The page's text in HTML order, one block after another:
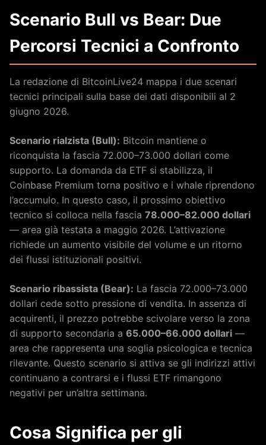
Scenario Bull vs Bear: Due
Percorsi Tecnici a Confronto
La redazione di BitcoinLive24 mappa i due scenari
tecnici principali sulla base dei dati disponibili al 2
giugno 2026.
Scenario rialzista (Bull): Bitcoin mantiene o
riconquista la fascia 72.000–73.000 dollari come
supporto. La domanda da ETF si stabilizza, il
Coinbase Premium torna positivo e i whale riprendono
l’accumulo. In questo caso, il prossimo obiettivo
tecnico si colloca nella fascia 78.000–82.000 dollari
— area già testata a maggio 2026. L’attivazione
richiede un aumento visibile del volume e un ritorno
dei flussi istituzionali positivi.
Scenario ribassista (Bear): La fascia 72.000–73.000
dollari cede sotto pressione di vendita. In assenza di
acquirenti, il prezzo potrebbe scivolare verso la zona
di supporto secondaria a 65.000–66.000 dollari —
area che rappresenta una soglia psicologica e tecnica
rilevante. Questo scenario si attiva se gli indirizzi attivi
continuano a contrarsi e i flussi ETF rimangono
negativi per un’altra settimana.
Cosa Significa per gli